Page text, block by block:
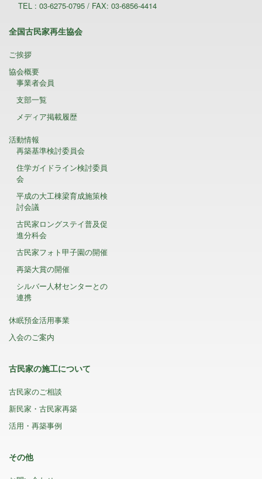
TEL : 03-6275-0795 / FAX: 03-6856-4414
全国古民家再生協会
ご挨拶
協会概要
事業者会員
支部一覧
メディア掲載履歴
活動情報
再築基準検討委員会
住学ガイドライン検討委員
会
平成の大工棟梁育成施策検
討会議
古民家ロングステイ普及促
進分科会
古民家フォト甲子園の開催
再築大賞の開催
シルバー人材センターとの
連携
休眠預金活用事業
入会のご案内
古民家の施工について
古民家のご相談
新民家・古民家再築
活用・再築事例
その他